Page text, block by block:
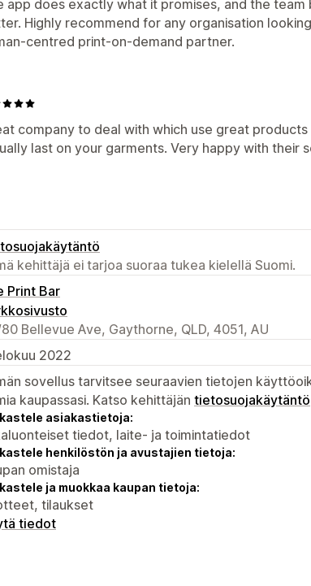
app does exactly what it promises, and the team
Highly recommend for any organisation
print‑on‑demand partner.
company to deal with which use great
last on your garments. Very happy with their
kehittäjä ei tarjoa suoraa tukea kielellä Suomi.
Print Bar
Bellevue Ave, Gaythorne, QLD, 4051, AU
2022
sovellus tarvitsee seuraavien tietojen
kaupassasi. Katso kehittäjän tietosuojakäytäntö
asiakastietoja:
tiedot, laite- ja toimintatiedot
henkilöstön ja avustajien tietoja:
omistaja
ja muokkaa kaupan tietoja:
tilaukset
tiedot